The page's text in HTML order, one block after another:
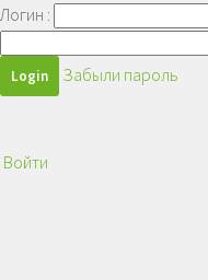
Логин :
Забыли пароль
Войти